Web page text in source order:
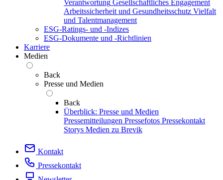
Verantwortung Gesellschaftliches Engagement
Arbeitssicherheit und Gesundheitsschutz Vielfalt
und Talentmanagement
ESG-Ratings- und ‑Indizes
ESG-Dokumente und ‑Richtlinien
Karriere
Medien
Back
Presse und Medien
Back
Überblick: Presse und Medien
Pressemitteilungen Pressefotos Pressekontakt
Storys Medien zu Brevik
Kontakt
Pressekontakt